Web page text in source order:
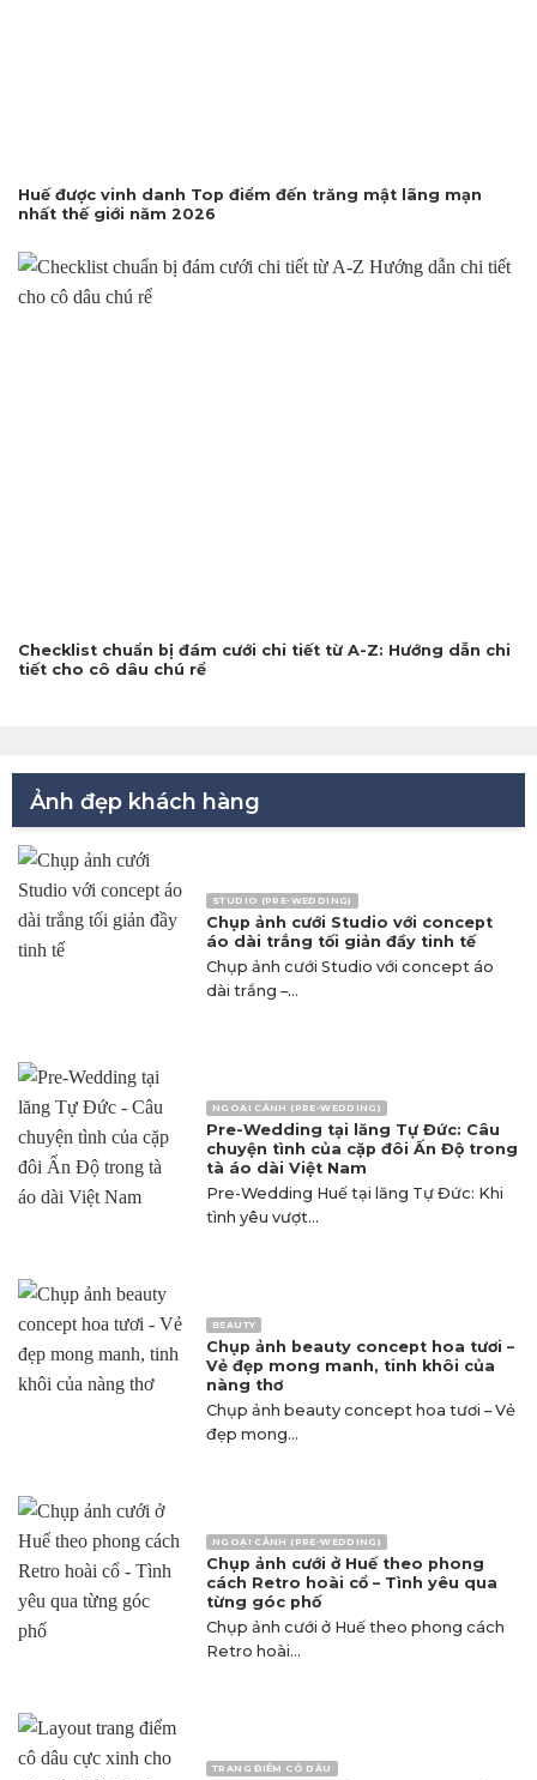
Huế được vinh danh Top điểm đến trăng mật lãng mạn
nhất thế giới năm 2026
Checklist chuẩn bị đám cưới chi tiết từ A-Z: Hướng dẫn chi
tiết cho cô dâu chú rể
Ảnh đẹp khách hàng
STUDIO (PRE-WEDDING)
Chụp ảnh cưới Studio với concept
áo dài trắng tối giản đầy tinh tế
Chụp ảnh cưới Studio với concept áo
dài trắng –...
NGOẠI CẢNH (PRE-WEDDING)
Pre-Wedding tại lăng Tự Đức: Câu
chuyện tình của cặp đôi Ấn Độ trong
tà áo dài Việt Nam
Pre-Wedding Huế tại lăng Tự Đức: Khi
tình yêu vượt...
BEAUTY
Chụp ảnh beauty concept hoa tươi –
Vẻ đẹp mong manh, tinh khôi của
nàng thơ
Chụp ảnh beauty concept hoa tươi – Vẻ
đẹp mong...
NGOẠI CẢNH (PRE-WEDDING)
Chụp ảnh cưới ở Huế theo phong
cách Retro hoài cổ – Tình yêu qua
từng góc phố
Chụp ảnh cưới ở Huế theo phong cách
Retro hoài...
TRANG ĐIỂM CÔ DÂU